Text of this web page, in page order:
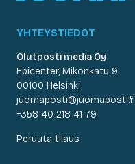
YHTEYSTIEDOT
Olutposti media Oy
Epicenter, Mikonkatu 9
00100 Helsinki
juomaposti@juomaposti.fi
+358 40 218 41 79
Peruuta tilaus